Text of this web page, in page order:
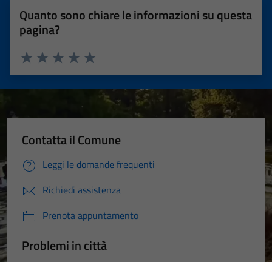
Quanto sono chiare le informazioni su questa
pagina?
Valuta 5 stelle su 5
Valuta 4 stelle su 5
Valuta 3 stelle su 5
Valuta 2 stelle su 5
Valuta 1 stelle su 5
Contatta il Comune
Leggi le domande frequenti
Richiedi assistenza
Prenota appuntamento
Problemi in città